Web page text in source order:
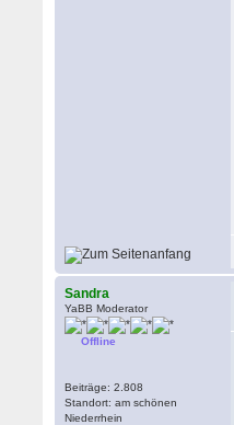
Sandra
YaBB Moderator
Offline
Beiträge: 2.808
Standort: am schönen
Niederrhein